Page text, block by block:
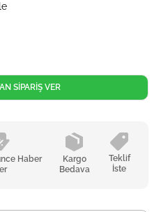
Haber
Kargo
Bedava
Teklif
İste
SİPARİŞ VER